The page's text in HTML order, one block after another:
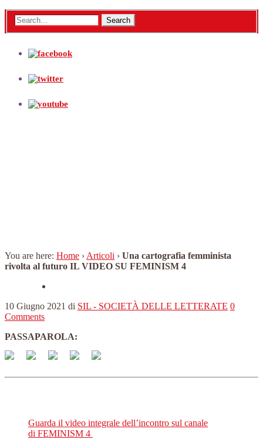
You are here: Home › Articoli › Una cartografia femminista
rivolta al futuro IL VIDEO SU FEMINISM 4
10 Giugno 2021 di SIL - SOCIETÀ DELLE LETTERATE 0
Comments
PASSAPAROLA:
Guarda il video integrale dell’incontro sul canale
di FEMINISM 4